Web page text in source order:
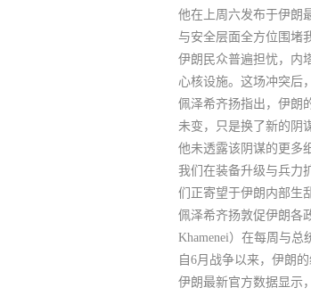
他在上周六发布于伊朗
与安全层面全方位围堵
伊朗民众普遍担忧，内
心核设施。这场冲突后
佩泽希齐扬指出， 伊朗
未变，只是换了新的阴
他未透露该阴谋的更多
我们在装备升级与兵力
们正寄望于伊朗内部生
佩泽希齐扬敦促伊朗各
Khamenei）在每周与总
自6月战争以来，伊朗
伊朗最新官方数据显示